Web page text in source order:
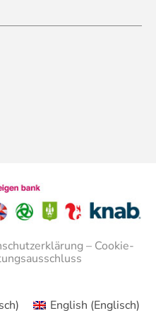
– Cookie-
) English (Englisch)